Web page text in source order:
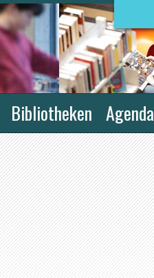
Bibliotheken Agenda